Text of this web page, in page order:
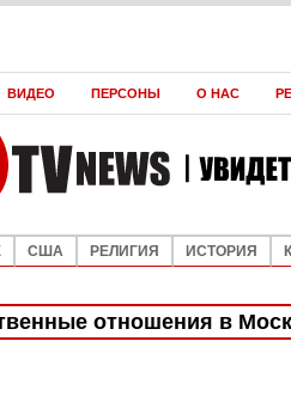
ВИДЕО ПЕРСОНЫ О НАС
США РЕЛИГИЯ ИСТОРИЯ
отношения в